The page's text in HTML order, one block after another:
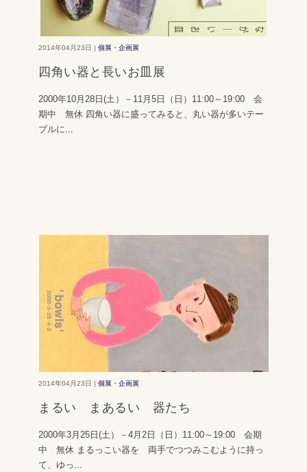
2014年04月23日 | 個展・企画展
四角い器と長いお皿展
2000年10月28日(土）－11月5日（日）11:00～19:00 会
期中 無休 四角い器に盛ってみると、丸い器が多いテー
ブルに...
2014年04月23日 | 個展・企画展
まるい まあるい 器たち
2000年3月25日(土）－4月2日（日）11:00～19:00 会期
中 無休 まるっこい器を 両手でつつみこむように持っ
て、ゆっ ...